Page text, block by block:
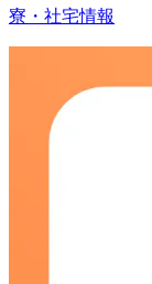
寮・社宅情報